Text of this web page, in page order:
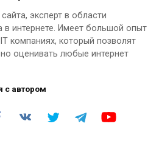
эксперт в области
в интернете. Имеет большой опыт
компаниях, который позволят
оценивать любые интернет
с автором